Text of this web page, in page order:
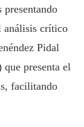
presentando
análisis crítico
Pidal
presenta el
facilitando